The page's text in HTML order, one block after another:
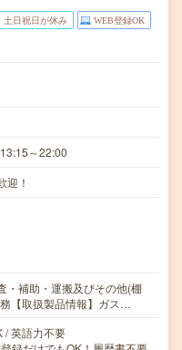
土日祝日が休み WEB登録OK
～22:00
迎！
・補助・運搬及びその他(棚
【取扱製品情報】ガス…
/ 英語力不要